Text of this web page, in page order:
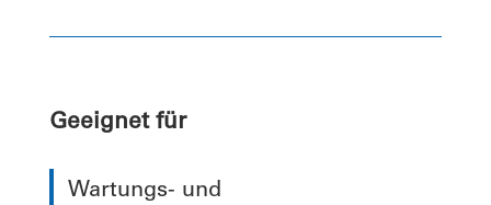
Geeignet für
Wartungs- und